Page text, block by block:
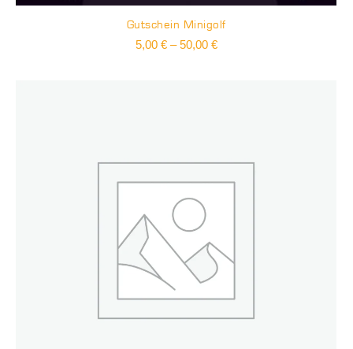
Gutschein Minigolf
5,00 € –50,00 €Preisspanne: